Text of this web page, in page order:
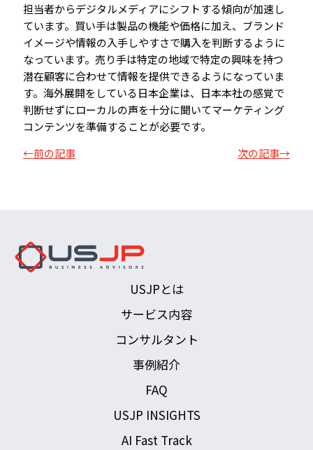
担当者からデジタルメディアにシフトする傾向が加速し
ています。買い手は製品の機能や価格に加え、ブランド
イメージや情報の入手しやすさで購入を判断するように
なっています。売り手は特定の地域で特定の興味を持つ
潜在顧客に合わせて情報を提供できるようになっていま
す。海外展開をしている日本企業は、日本本社の感覚で
判断せずにローカルの声を十分に聞いてマーケティング
コンテンツを準備することが必要です。
←前の記事
次の記事→
USJPとは
サービス内容
コンサルタント
事例紹介
FAQ
USJP INSIGHTS
AI Fast Track